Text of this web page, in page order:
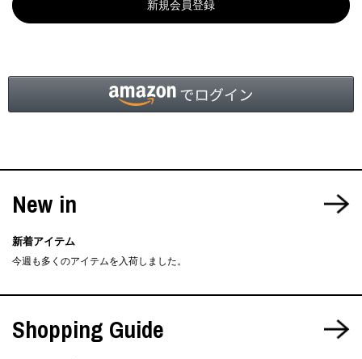
New in
新着アイテム
今週も多くのアイテムを入荷しました。
Shopping Guide